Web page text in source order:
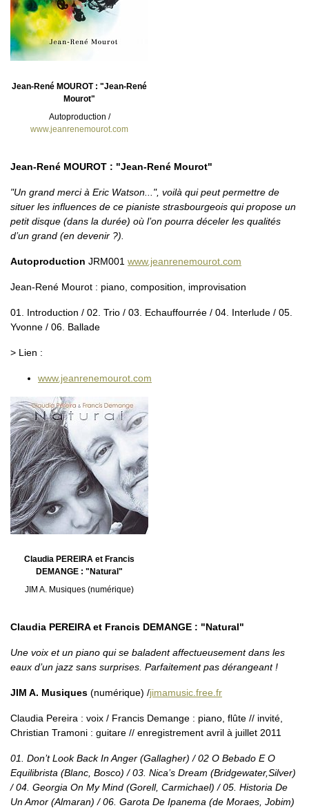
Jean-René MOUROT : "Jean-René
Mourot"
Autoproduction /
www.jeanrenemourot.com
Jean-René MOUROT : "Jean-René Mourot"
"Un grand merci à Eric Watson...", voilà qui peut permettre de
situer les influences de ce pianiste strasbourgeois qui propose un
petit disque (dans la durée) où l’on pourra déceler les qualités
d’un grand (en devenir ?).
Autoproduction JRM001 www.jeanrenemourot.com
Jean-René Mourot : piano, composition, improvisation
01. Introduction / 02. Trio / 03. Echauffourrée / 04. Interlude / 05.
Yvonne / 06. Ballade
> Lien :
www.jeanrenemourot.com
Claudia PEREIRA et Francis
DEMANGE : "Natural"
JIM A. Musiques (numérique)
Claudia PEREIRA et Francis DEMANGE : "Natural"
Une voix et un piano qui se baladent affectueusement dans les
eaux d’un jazz sans surprises. Parfaitement pas dérangeant !
JIM A. Musiques (numérique) /jimamusic.free.fr
Claudia Pereira : voix / Francis Demange : piano, flûte // invité,
Christian Tramoni : guitare // enregistrement avril à juillet 2011
01. Don’t Look Back In Anger (Gallagher) / 02 O Bebado E O
Equilibrista (Blanc, Bosco) / 03. Nica’s Dream (Bridgewater,Silver)
/ 04. Georgia On My Mind (Gorell, Carmichael) / 05. Historia De
Un Amor (Almaran) / 06. Garota De Ipanema (de Moraes, Jobim)